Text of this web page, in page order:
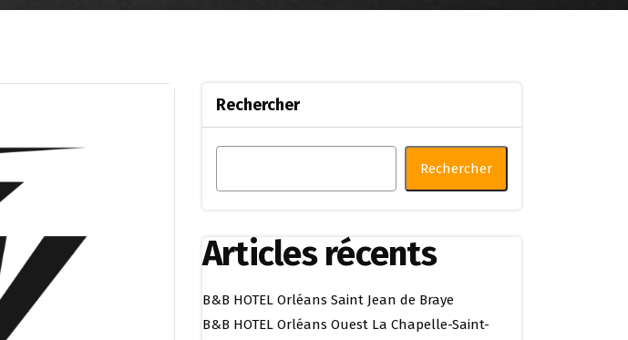
Rechercher
Rechercher
Articles récents
B&B HOTEL Orléans Saint Jean de Braye
B&B HOTEL Orléans Ouest La Chapelle-Saint-